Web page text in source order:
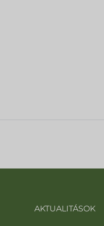
AKTUALITÁSOK